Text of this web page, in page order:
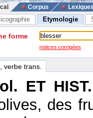
Corpus
Etymologie
forme
notices corrigées
, verbe trans.
ET
des